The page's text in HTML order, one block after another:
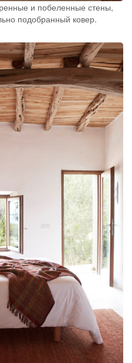
и побеленные стены,
подобранный ковер.